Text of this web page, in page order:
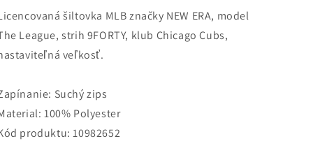
MLB
THE
LEAGUE
CHICAGO
9FORTY
MLB
THE
LEAGUE
CHICAGO
9FORTY
modrá
šiltovka MLB značky NEW ERA, model
League, strih 9FORTY, klub Chicago Cubs,
veľkosť.
Suchý zips
100% Polyester
produktu: 10982652